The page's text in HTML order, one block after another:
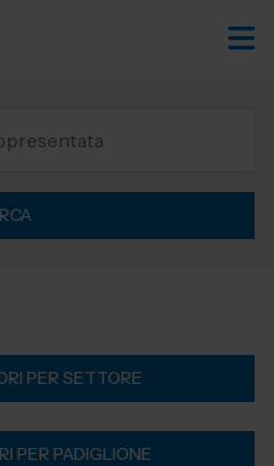
PER SETTORE
PER PADIGLIONE